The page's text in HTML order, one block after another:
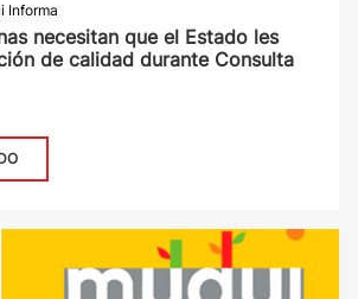
Informa
necesitan que el Estado les
de calidad durante Consulta